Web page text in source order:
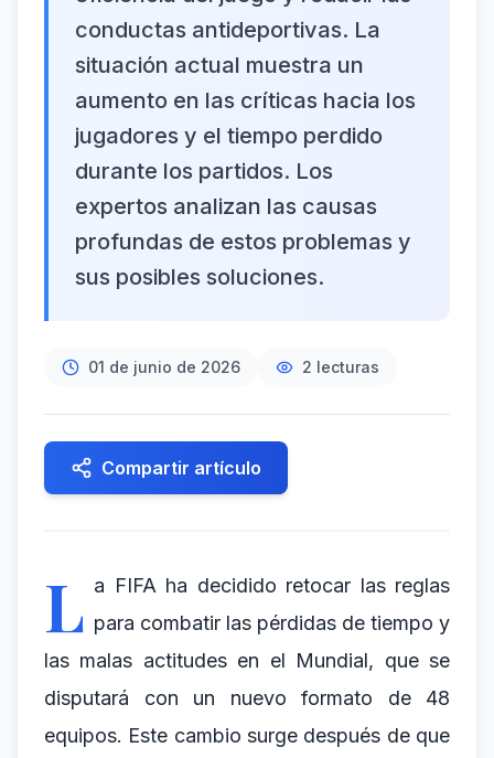
conductas antideportivas. La
situación actual muestra un
aumento en las críticas hacia los
jugadores y el tiempo perdido
durante los partidos. Los
expertos analizan las causas
profundas de estos problemas y
sus posibles soluciones.
01 de junio de 2026 2 lecturas
Compartir artículo
L a FIFA ha decidido retocar las reglas
para combatir las pérdidas de tiempo y
las malas actitudes en el Mundial, que se
disputará con un nuevo formato de 48
equipos. Este cambio surge después de que